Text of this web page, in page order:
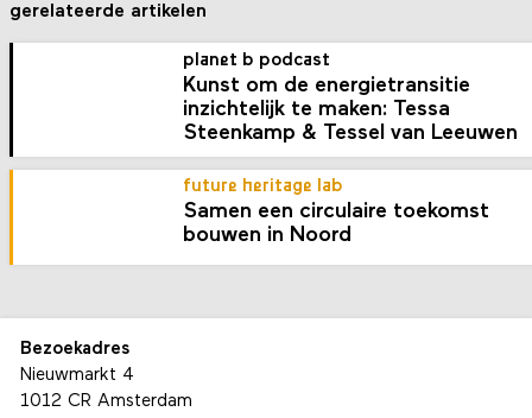
gerelateerde artikelen
planet b podcast
Kunst om de energietransitie
inzichtelijk te maken: Tessa
Steenkamp & Tessel van Leeuwen
future heritage lab
Samen een circulaire toekomst
bouwen in Noord
Bezoekadres
Nieuwmarkt 4
1012 CR Amsterdam